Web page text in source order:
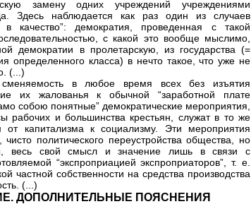
замену одних учреждений учреждениями
Здесь наблюдается как раз один из случаев
в качество”: демократия, проведенная с такой
с какой это вообще мыслимо,
демократии в пролетарскую, из государства (=
определенного класса) в нечто такое, что уже не
(...)
в любое время всех без изъятия
их жалованья к обычной “заработной плате
собою понятные” демократические мероприятия,
рабочих и большинства крестьян, служат в то же
капитализма к социализму. Эти мероприятия
чисто политического переустройства общества, но
весь свой смысл и значение лишь в связи с
“экспроприацией экспроприаторов”, т. е.
частной собственности на средства производства
(...)
ДОПОЛНИТЕЛЬНЫЕ ПОЯСНЕНИЯ